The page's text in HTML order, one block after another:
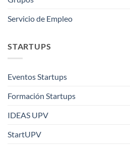
Servicio de Empleo
STARTUPS
Eventos Startups
Formación Startups
IDEAS UPV
StartUPV